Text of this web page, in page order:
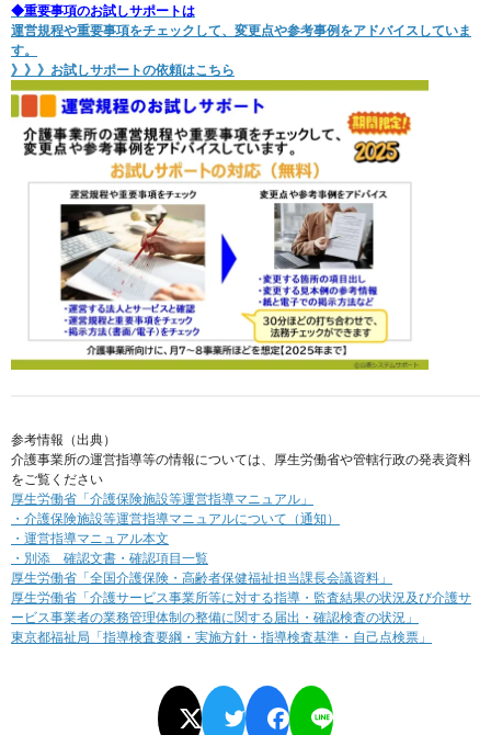
◆重要事項のお試しサポートは
運営規程や重要事項をチェックして、変更点や参考事例をアドバイスしていま
す。
》》》 お試しサポートの依頼はこちら
参考情報（出典）
介護事業所の運営指導等の情報については、厚生労働省や管轄行政の発表資料
をご覧ください
厚生労働省「介護保険施設等運営指導マニュアル」
・介護保険施設等運営指導マニュアルについて（通知）
・運営指導マニュアル本文
・別添 確認文書・確認項目一覧
厚生労働省「全国介護保険・高齢者保健福祉担当課長会議資料」
厚生労働省「介護サービス事業所等に対する指導・監査結果の状況及び介護サ
ービス事業者の業務管理体制の整備に関する届出・確認検査の状況」
東京都福祉局「指導検査要綱・実施方針・指導検査基準・自己点検票」